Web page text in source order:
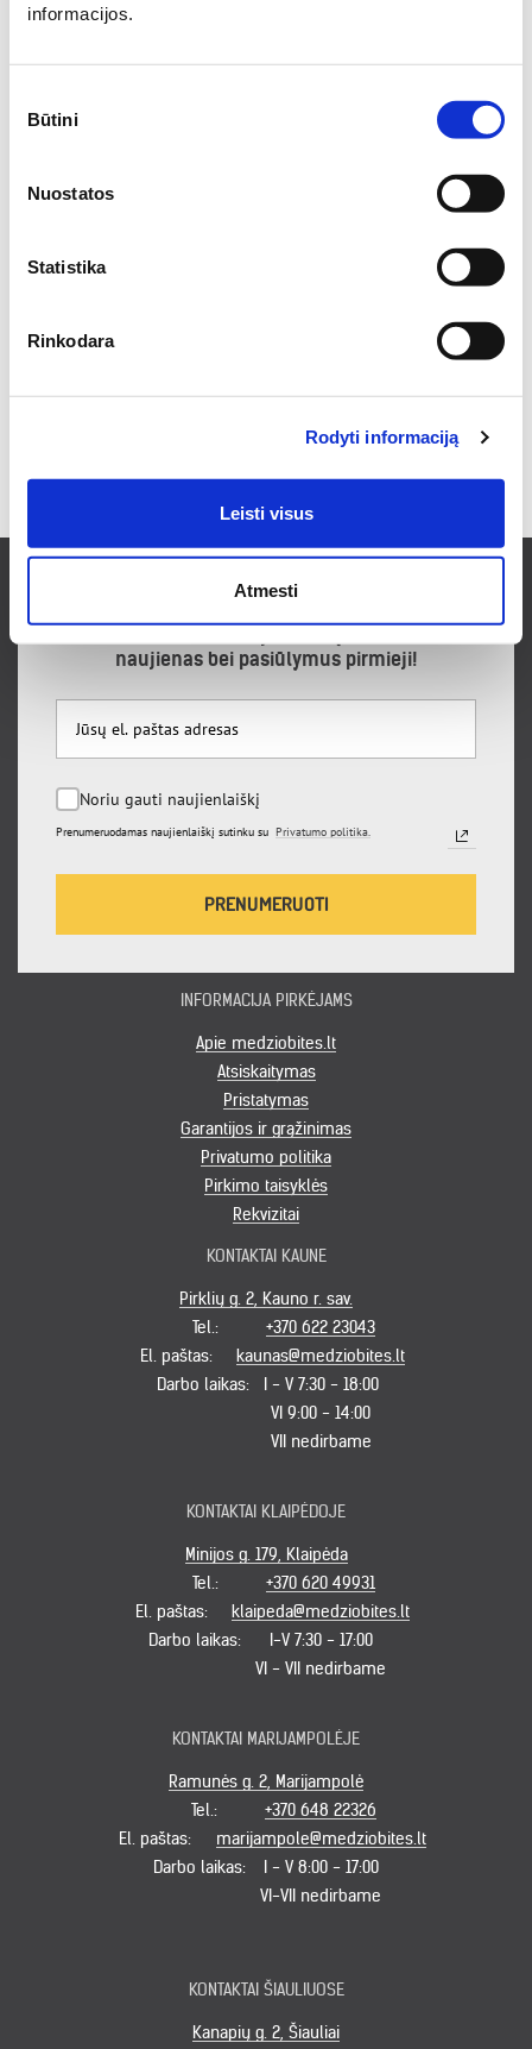
informacijos.
pasirinkimas
Būtini
Nuostatos
Statistika
Rinkodara
Rodyti informaciją
Leisti visus
Atmesti
Jūsų vardas:
SIŲSTI
INFORMACIJA PIRKĖJAMS
Apie medziobites.lt
Atsiskaitymas
Pristatymas
Garantijos ir grąžinimas
Privatumo politika
Pirkimo taisyklės
Rekvizitai
naujienas bei pasiūlymus pirmieji!
Noriu gauti naujienlaiškį
Prenumeruodamas naujienlaiškį sutinku su Privatumo politika.
PRENUMERUOTI
KONTAKTAI KAUNE
Pirklių g. 2, Kauno r. sav.
Tel.:
+370 622 23043
El. paštas:
kaunas@medziobites.lt
Darbo laikas:
I - V 7:30 - 18:00
VI 9:00 - 14:00
VII nedirbame
KONTAKTAI KLAIPĖDOJE
Minijos g. 179, Klaipėda
Tel.:
+370 620 49931
El. paštas:
klaipeda@medziobites.lt
Darbo laikas:
I-V 7:30 - 17:00
VI - VII nedirbame
KONTAKTAI MARIJAMPOLĖJE
Ramunės g. 2, Marijampolė
Tel.:
+370 648 22326
El. paštas:
marijampole@medziobites.lt
Darbo laikas:
I - V 8:00 - 17:00
VI-VII nedirbame
KONTAKTAI ŠIAULIUOSE
Kanapių g. 2, Šiauliai